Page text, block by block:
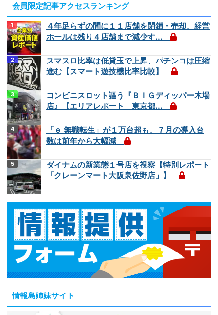
会員限定記事アクセスランキング
４年足らずの間に１１店舗を閉鎖・売却、経営
ホールは残り４店舗まで減少す...
スマスロ比率は低貸玉で上昇、パチンコは圧縮
進む【スマート遊技機比率比較】
コンビニスロット謳う『ＢＩＧディッパー木場
店』【エリアレポート 東京都...
「ｅ 無職転生」が１万台超も、７月の導入台
数は前年から大幅減
ダイナムの新業態１号店を視察【特別レポート
「クレーンマート大阪泉佐野店」】
情報島姉妹サイト